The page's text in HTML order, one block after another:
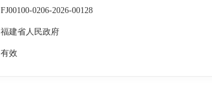
FJ00100-0206-2026-00128
福建省人民政府
有效